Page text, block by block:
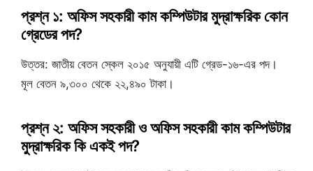
প্রশ্ন ১: অফিস সহকারী কাম কম্পিউটার মুদ্রাক্ষরিক কোন
গ্রেডের পদ?
উত্তর: জাতীয় বেতন স্কেল ২০১৫ অনুযায়ী এটি গ্রেড-১৬-এর পদ।
মূল বেতন ৯,৩০০ থেকে ২২,৪৯০ টাকা।
প্রশ্ন ২: অফিস সহকারী ও অফিস সহকারী কাম কম্পিউটার
মুদ্রাক্ষরিক কি একই পদ?